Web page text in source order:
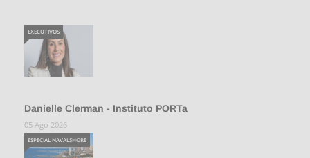
Danielle Clerman - Instituto PORTa
EXECUTIVOS
05 Ago 2026
ESPECIAL NAVALSHORE